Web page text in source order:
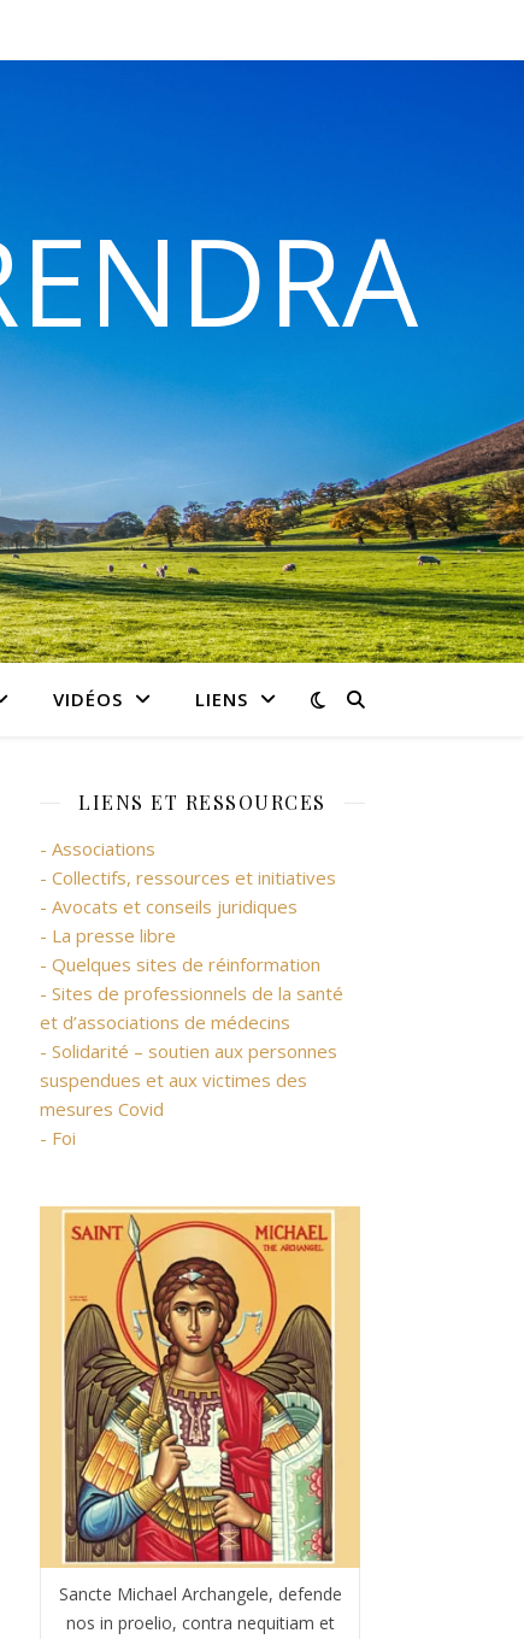
VIDÉOS LIENS
LIENS ET RESSOURCES
- Associations
- Collectifs, ressources et initiatives
- Avocats et conseils juridiques
- La presse libre
- Quelques sites de réinformation
- Sites de professionnels de la santé
et d’associations de médecins
- Solidarité – soutien aux personnes
suspendues et aux victimes des
mesures Covid
- Foi
Sancte Michael Archangele, defende
nos in proelio, contra nequitiam et